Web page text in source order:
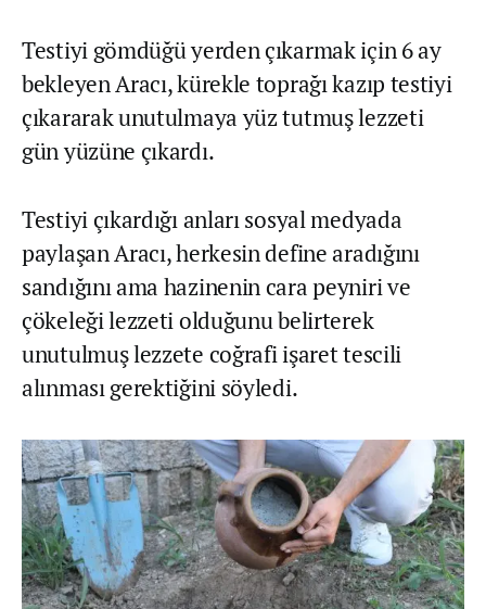
Testiyi gömdüğü yerden çıkarmak için 6 ay
bekleyen Aracı, kürekle toprağı kazıp testiyi
çıkararak unutulmaya yüz tutmuş lezzeti
gün yüzüne çıkardı.
Testiyi çıkardığı anları sosyal medyada
paylaşan Aracı, herkesin define aradığını
sandığını ama hazinenin cara peyniri ve
çökeleği lezzeti olduğunu belirterek
unutulmuş lezzete coğrafi işaret tescili
alınması gerektiğini söyledi.